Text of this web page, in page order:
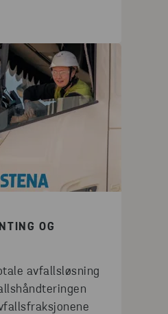
OG
avfallsløsning